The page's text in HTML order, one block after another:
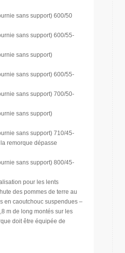
sans support) 600/50
sans support) 600/55-
sans support)
sans support) 600/55-
sans support) 700/50-
sans support)
sans support) 710/45-
remorque dépasse
sans support) 800/45-
pour les lents
des pommes de terre au
en caoutchouc suspendues –
m de long montés sur les
doit être équipée de